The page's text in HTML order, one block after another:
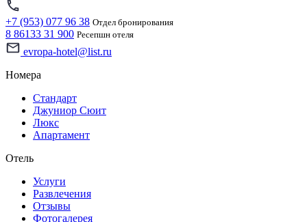
+7 (953) 077 96 38 Отдел бронирования
8 86133 31 900 Ресепшн отеля
evropa-hotel@list.ru
Номера
Стандарт
Джуниор Сюит
Люкс
Апартамент
Отель
Услуги
Развлечения
Отзывы
Фотогалерея